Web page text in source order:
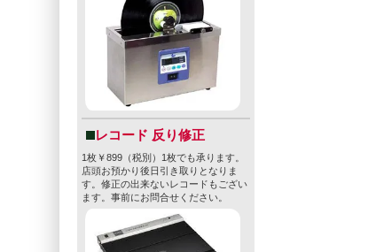
レコード 反り修正
1枚￥899（税別）1枚でも承ります。
店頭お預かり後日引き取りとなりま
す。修正の出来ないレコードもござい
ます。事前にお問合せください。